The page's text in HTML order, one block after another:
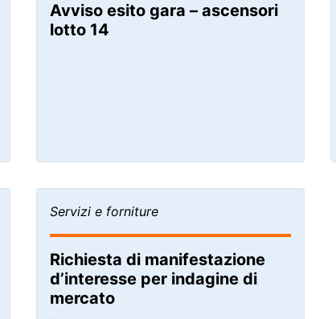
Avviso esito gara – ascensori
lotto 14
Servizi e forniture
Richiesta di manifestazione
d’interesse per indagine di
mercato